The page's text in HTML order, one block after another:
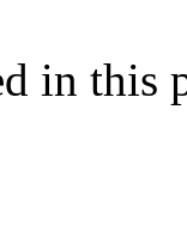
in this